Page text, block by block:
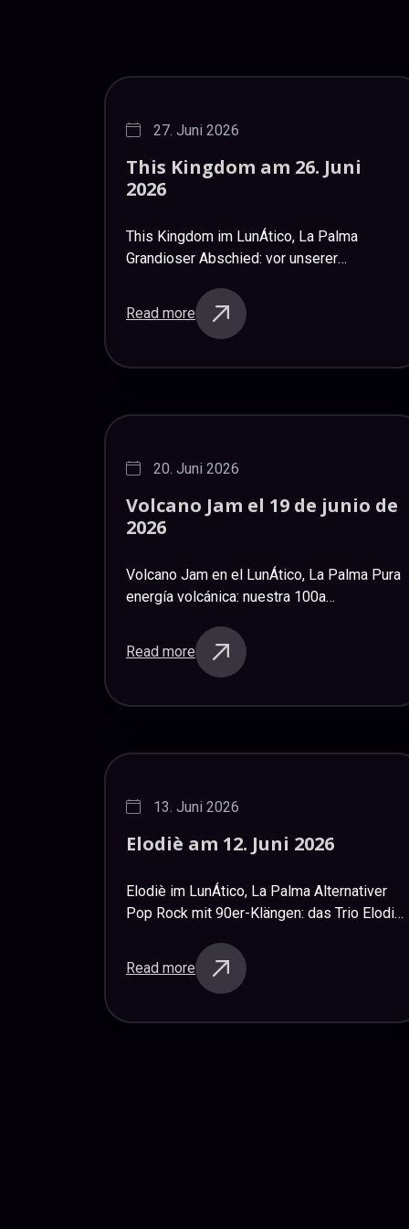
27. Juni 2026
This Kingdom am 26. Juni
2026
This Kingdom im LunÁtico, La Palma
Grandioser Abschied: vor unserer
einmal eine geniale Party mit den Rockern
aus Gran Canaria, This Kingdom, die auf…
Read more
20. Juni 2026
Volcano Jam el 19 de junio de
2026
Volcano Jam en el LunÁtico, La Palma Pura
energía volcánica: nuestra 100a
contribuciones musicales extraordinarias.
Empezando con los explosivos originales
Read more
13. Juni 2026
Elodiè am 12. Juni 2026
Elodiè im LunÁtico, La Palma Alternativer
Pop Rock mit 90er-Klängen: das Trio Elodiè
Teneriffa auf unsere Bühne, spielte für uns
ein abwechslungsreiches Konzert und
Read more